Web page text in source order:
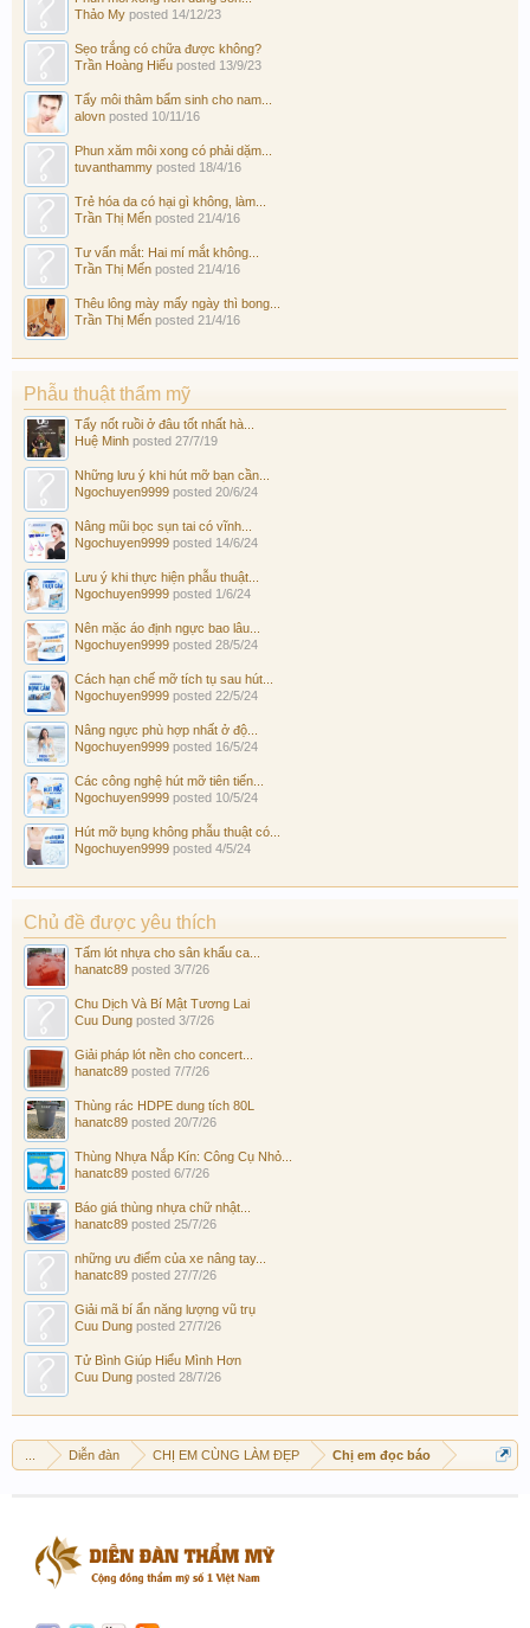
Thảo My posted 14/12/23
Sẹo trắng có chữa được không?
Trần Hoàng Hiếu posted 13/9/23
Tẩy môi thâm bẩm sinh cho nam...
alovn posted 10/11/16
Phun xăm môi xong có phải dặm...
tuvanthammy posted 18/4/16
Trẻ hóa da có hại gì không, làm...
Trần Thị Mến posted 21/4/16
Tư vấn mắt: Hai mí mắt không...
Trần Thị Mến posted 21/4/16
Thêu lông mày mấy ngày thì bong...
Trần Thị Mến posted 21/4/16
Phẫu thuật thẩm mỹ
Tẩy nốt ruồi ở đâu tốt nhất hà...
Huệ Minh posted 27/7/19
Những lưu ý khi hút mỡ bạn cần...
Ngochuyen9999 posted 20/6/24
Nâng mũi bọc sụn tai có vĩnh...
Ngochuyen9999 posted 14/6/24
Lưu ý khi thực hiện phẫu thuật...
Ngochuyen9999 posted 1/6/24
Nên mặc áo định ngực bao lâu...
Ngochuyen9999 posted 28/5/24
Cách hạn chế mỡ tích tụ sau hút...
Ngochuyen9999 posted 22/5/24
Nâng ngực phù hợp nhất ở độ...
Ngochuyen9999 posted 16/5/24
Các công nghệ hút mỡ tiên tiến...
Ngochuyen9999 posted 10/5/24
Hút mỡ bụng không phẫu thuật có...
Ngochuyen9999 posted 4/5/24
Chủ đề được yêu thích
Tấm lót nhựa cho sân khấu ca...
hanatc89 posted 3/7/26
Chu Dịch Và Bí Mật Tương Lai
Cuu Dung posted 3/7/26
Giải pháp lót nền cho concert...
hanatc89 posted 7/7/26
Thùng rác HDPE dung tích 80L
hanatc89 posted 20/7/26
Thùng Nhựa Nắp Kín: Công Cụ Nhỏ...
hanatc89 posted 6/7/26
Báo giá thùng nhựa chữ nhật...
hanatc89 posted 25/7/26
những ưu điểm của xe nâng tay...
hanatc89 posted 27/7/26
Giải mã bí ẩn năng lượng vũ trụ
Cuu Dung posted 27/7/26
Tử Bình Giúp Hiểu Mình Hơn
Cuu Dung posted 28/7/26
Diễn đàn CHỊ EM CÙNG LÀM ĐẸP Chị em đọc báo